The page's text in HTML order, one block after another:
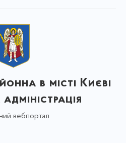
в місті Києві
вебпортал